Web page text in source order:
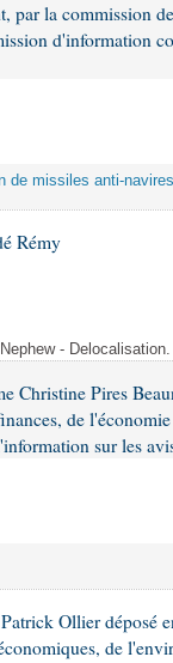
la commission
d'information
de missiles anti-
Rémy
-
Christine Pires
de
sur les
Ollier déposé
de